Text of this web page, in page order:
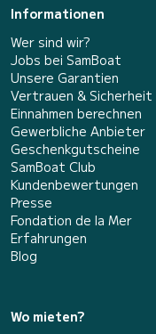
Informationen
Wer sind wir?
Jobs bei SamBoat
Unsere Garantien
Vertrauen & Sicherheit
Einnahmen berechnen
Gewerbliche Anbieter
Geschenkgutscheine
SamBoat Club
Kundenbewertungen
Presse
Fondation de la Mer
Erfahrungen
Blog
Wo mieten?